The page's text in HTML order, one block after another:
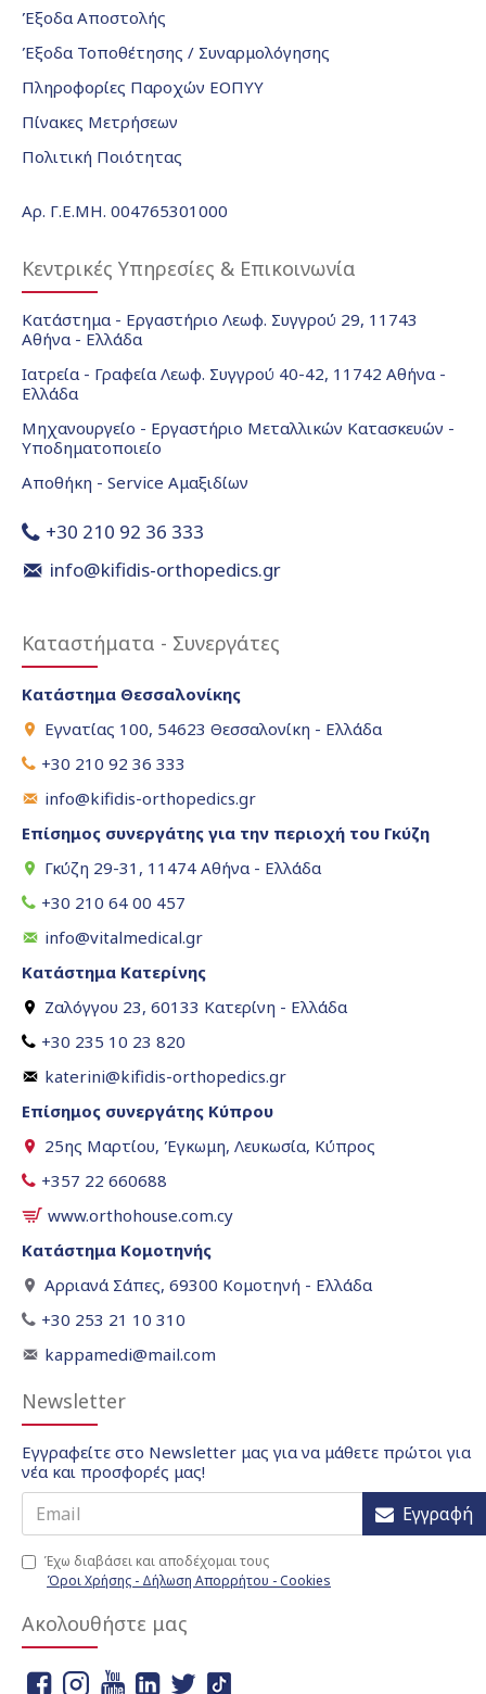
Έξοδα Αποστολής
Έξοδα Τοποθέτησης / Συναρμολόγησης
Πληροφορίες Παροχών ΕΟΠΥΥ
Πίνακες Μετρήσεων
Πολιτική Ποιότητας
Αρ. Γ.Ε.ΜΗ. 004765301000
Κεντρικές Υπηρεσίες & Επικοινωνία
Κατάστημα - Εργαστήριο Λεωφ. Συγγρού 29, 11743
Αθήνα - Ελλάδα
Ιατρεία - Γραφεία Λεωφ. Συγγρού 40-42, 11742 Αθήνα -
Ελλάδα
Μηχανουργείο - Εργαστήριο Μεταλλικών Κατασκευών -
Υποδηματοποιείο
Αποθήκη - Service Αμαξιδίων
+30 210 92 36 333
info@kifidis-orthopedics.gr
Καταστήματα - Συνεργάτες
Κατάστημα Θεσσαλονίκης
Εγνατίας 100, 54623 Θεσσαλονίκη - Ελλάδα
+30 210 92 36 333
info@kifidis-orthopedics.gr
Επίσημος συνεργάτης για την περιοχή του Γκύζη
Γκύζη 29-31, 11474 Αθήνα - Ελλάδα
+30 210 64 00 457
info@vitalmedical.gr
Κατάστημα Κατερίνης
Ζαλόγγου 23, 60133 Κατερίνη - Ελλάδα
+30 235 10 23 820
katerini@kifidis-orthopedics.gr
Επίσημος συνεργάτης Κύπρου
25ης Μαρτίου, Έγκωμη, Λευκωσία, Κύπρος
+357 22 660688
www.orthohouse.com.cy
Κατάστημα Κομοτηνής
Αρριανά Σάπες, 69300 Κομοτηνή - Ελλάδα
+30 253 21 10 310
kappamedi@mail.com
Newsletter
Εγγραφείτε στο Newsletter μας για να μάθετε πρώτοι για
νέα και προσφορές μας!
Εγγραφή
Έχω διαβάσει και αποδέχομαι τους
Όροι Χρήσης - Δήλωση Απορρήτου - Cookies
Ακολουθήστε μας